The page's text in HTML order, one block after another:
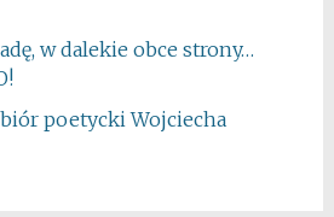
w dalekie obce strony…
poetycki Wojciecha